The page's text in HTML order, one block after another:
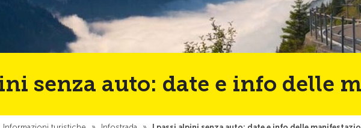
senza auto: date e info delle